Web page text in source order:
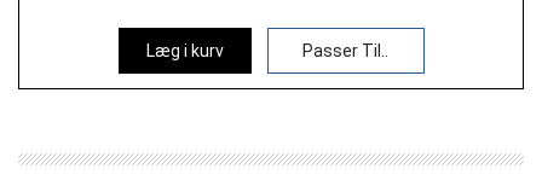
Læg i kurv Passer Til..